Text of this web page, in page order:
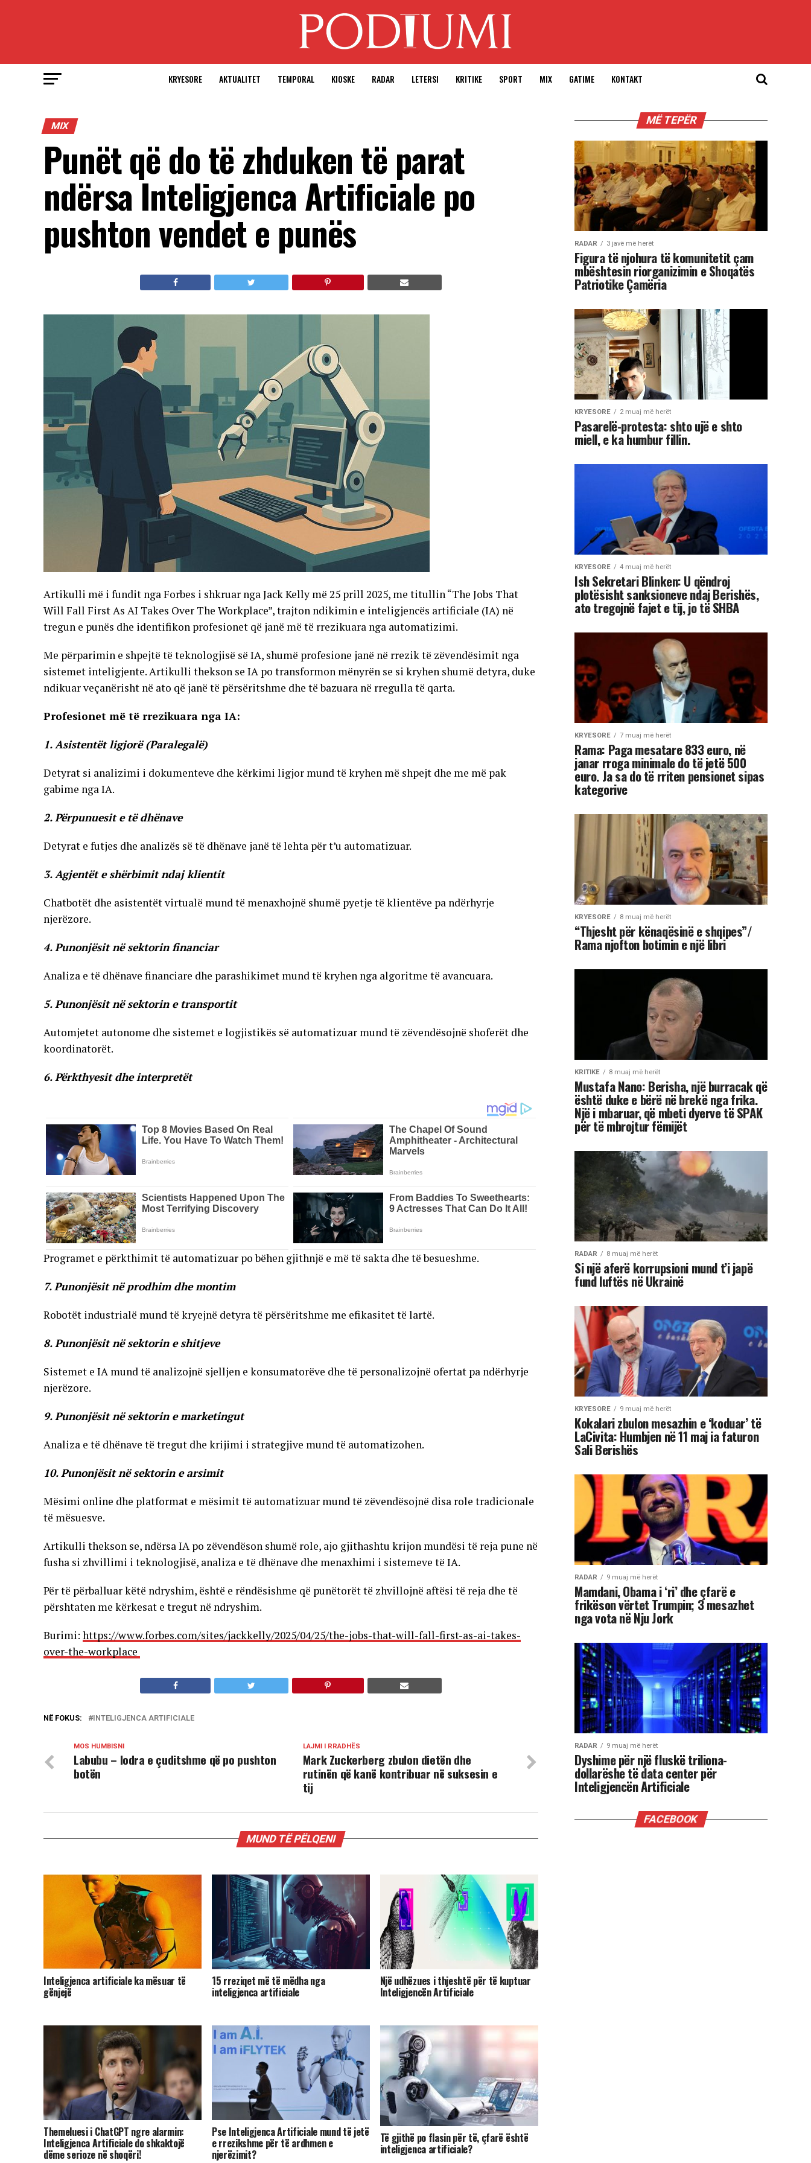
KRYESORE AKTUALITET TEMPORAL KIOSKE RADAR LETERSI KRITIKE SPORT MIX GATIME KONTAKT
MIX
Punët që do të zhduken të parat
ndërsa Inteligjenca Artificiale po
pushton vendet e punës
Artikulli më i fundit nga Forbes i shkruar nga Jack Kelly më 25 prill 2025, me titullin “The Jobs That
Will Fall First As AI Takes Over The Workplace”, trajton ndikimin e inteligjencës artificiale (IA) në
tregun e punës dhe identifikon profesionet që janë më të rrezikuara nga automatizimi.
Me përparimin e shpejtë të teknologjisë së IA, shumë profesione janë në rrezik të zëvendësimit nga
sistemet inteligjente. Artikulli thekson se IA po transformon mënyrën se si kryhen shumë detyra, duke
ndikuar veçanërisht në ato që janë të përsëritshme dhe të bazuara në rregulla të qarta.
Profesionet më të rrezikuara nga IA:
1. Asistentët ligjorë (Paralegalë)
Detyrat si analizimi i dokumenteve dhe kërkimi ligjor mund të kryhen më shpejt dhe me më pak
gabime nga IA.
2. Përpunuesit e të dhënave
Detyrat e futjes dhe analizës së të dhënave janë të lehta për t’u automatizuar.
3. Agjentët e shërbimit ndaj klientit
Chatbotët dhe asistentët virtualë mund të menaxhojnë shumë pyetje të klientëve pa ndërhyrje
njerëzore.
4. Punonjësit në sektorin financiar
Analiza e të dhënave financiare dhe parashikimet mund të kryhen nga algoritme të avancuara.
5. Punonjësit në sektorin e transportit
Automjetet autonome dhe sistemet e logjistikës së automatizuar mund të zëvendësojnë shoferët dhe
koordinatorët.
6. Përkthyesit dhe interpretët
Programet e përkthimit të automatizuar po bëhen gjithnjë e më të sakta dhe të besueshme.
7. Punonjësit në prodhim dhe montim
Robotët industrialë mund të kryejnë detyra të përsëritshme me efikasitet të lartë.
8. Punonjësit në sektorin e shitjeve
Sistemet e IA mund të analizojnë sjelljen e konsumatorëve dhe të personalizojnë ofertat pa ndërhyrje
njerëzore.
9. Punonjësit në sektorin e marketingut
Analiza e të dhënave të tregut dhe krijimi i strategjive mund të automatizohen.
10. Punonjësit në sektorin e arsimit
Mësimi online dhe platformat e mësimit të automatizuar mund të zëvendësojnë disa role tradicionale
të mësuesve.
Artikulli thekson se, ndërsa IA po zëvendëson shumë role, ajo gjithashtu krijon mundësi të reja pune në
fusha si zhvillimi i teknologjisë, analiza e të dhënave dhe menaxhimi i sistemeve të IA.
Për të përballuar këtë ndryshim, është e rëndësishme që punëtorët të zhvillojnë aftësi të reja dhe të
përshtaten me kërkesat e tregut në ndryshim.
Burimi: https://www.forbes.com/sites/jackkelly/2025/04/25/the-jobs-that-will-fall-first-as-ai-takes-
over-the-workplace
NË FOKUS: INTELIGJENCA ARTIFICIALE
LAJMI I RRADHËS
Mark Zuckerberg zbulon dietën dhe
rutinën që kanë kontribuar në suksesin e
tij
MOS HUMBISNI
Labubu – lodra e çuditshme që po pushton
botën
MUND TË PËLQENI
Inteligjenca artificiale ka mësuar të
gënjejë
15 rreziqet më të mëdha nga
inteligjenca artificiale
Një udhëzues i thjeshtë për të kuptuar
Inteligjencën Artificiale
Themeluesi i ChatGPT ngre alarmin:
Inteligjenca Artificiale do shkaktojë
dëme serioze në shoqëri!
Pse Inteligjenca Artificiale mund të jetë
e rrezikshme për të ardhmen e
njerëzimit?
Të gjithë po flasin për të, çfarë është
inteligjenca artificiale?
MË TEPËR
RADAR 3 javë më herët
Figura të njohura të komunitetit çam
mbështesin riorganizimin e Shoqatës
Patriotike Çamëria
KRYESORE 2 muaj më herët
Pasarelë-protesta: shto ujë e shto
miell, e ka humbur fillin.
KRYESORE 4 muaj më herët
Ish Sekretari Blinken: U qëndroj
plotësisht sanksioneve ndaj Berishës,
ato tregojnë fajet e tij, jo të SHBA
KRYESORE 7 muaj më herët
Rama: Paga mesatare 833 euro, në
janar rroga minimale do të jetë 500
euro. Ja sa do të rriten pensionet sipas
kategorive
KRYESORE 8 muaj më herët
“Thjesht për kënaqësinë e shqipes”/
Rama njofton botimin e një libri
KRITIKE 8 muaj më herët
Mustafa Nano: Berisha, një burracak që
është duke e bërë në brekë nga frika.
Një i mbaruar, që mbeti dyerve të SPAK
për të mbrojtur fëmijët
RADAR 8 muaj më herët
Si një aferë korrupsioni mund t’i japë
fund luftës në Ukrainë
KRYESORE 9 muaj më herët
Kokalari zbulon mesazhin e ‘koduar’ të
LaCivita: Humbjen në 11 maj ia faturon
Sali Berishës
RADAR 9 muaj më herët
Mamdani, Obama i ‘ri’ dhe çfarë e
frikëson vërtet Trumpin; 3 mesazhet
nga vota në Nju Jork
RADAR 9 muaj më herët
Dyshime për një fluskë triliona-
dollarëshe të data center për
Inteligjencën Artificiale
FACEBOOK